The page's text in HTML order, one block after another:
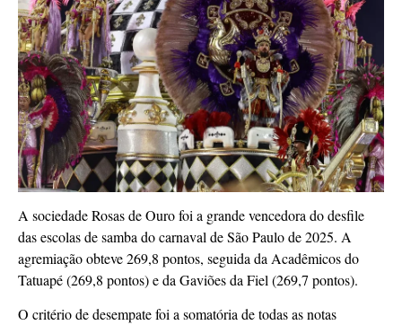
A sociedade Rosas de Ouro foi a grande vencedora do desfile
das escolas de samba do carnaval de São Paulo de 2025. A
agremiação obteve 269,8 pontos, seguida da Acadêmicos do
Tatuapé (269,8 pontos) e da Gaviões da Fiel (269,7 pontos).
O critério de desempate foi a somatória de todas as notas